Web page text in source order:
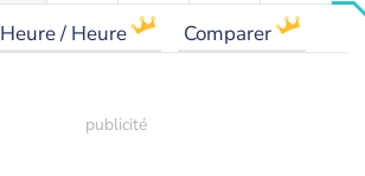
Heure / Heure Comparer